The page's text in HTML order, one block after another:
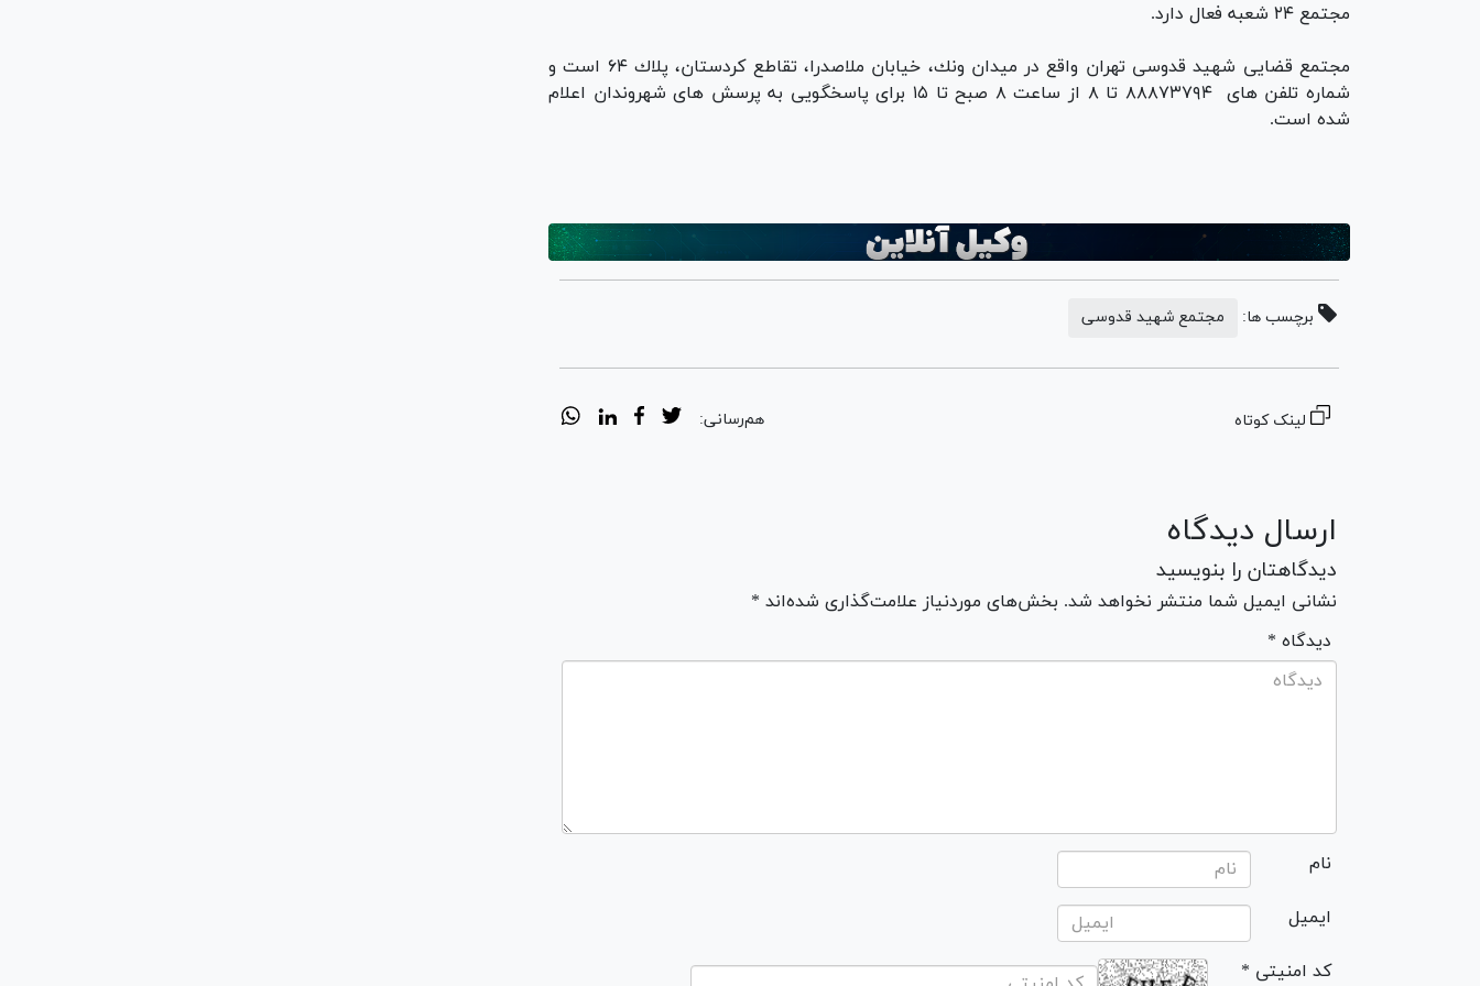
مجتمع ۲۴ شعبه فعال دارد.
مجتمع قضايی شهيد قدوسی تهران واقع در ميدان ونك، خيابان ملاصدرا، تقاطع كردستان، پلاك ۶۴ است و
شماره تلفن های ۸۸۸۷۳۷۹۴ تا ۸ از ساعت ۸ صبح تا ۱۵ برای پاسخگويی به پرسش های شهروندان اعلام
شده است.
برچسب ها: مجتمع شهید قدوسی
لینک کوتاه هم‌رسانی:
ارسال دیدگاه
دیدگاهتان را بنویسید
نشانی ایمیل شما منتشر نخواهد شد. بخش‌های موردنیاز علامت‌گذاری شده‌اند *
* دیدگاه
نام
ایمیل
* کد امنیتی